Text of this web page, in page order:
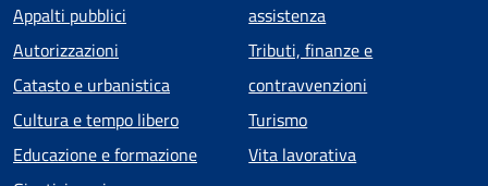
Appalti pubblici
Autorizzazioni
Catasto e urbanistica
Cultura e tempo libero
Educazione e formazione
assistenza
Tributi, finanze e
contravvenzioni
Turismo
Vita lavorativa